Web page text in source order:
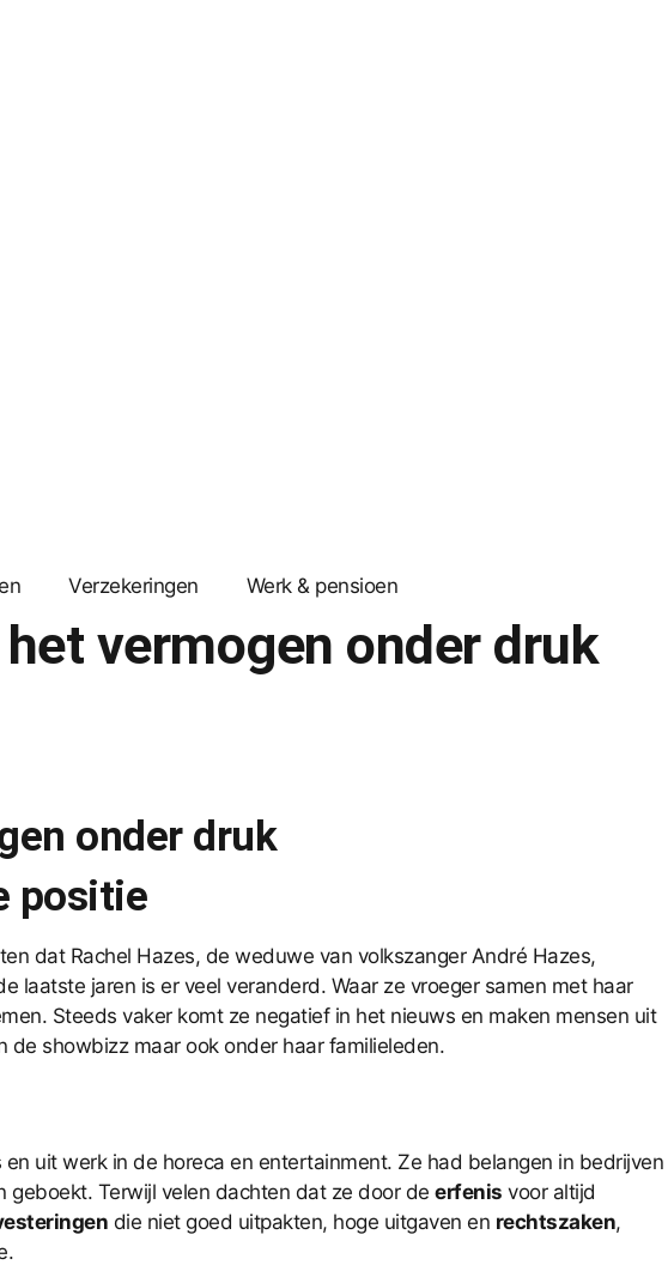
Verzekeringen Werk & pensioen
vermogen onder druk
onder druk
positie
dat Rachel Hazes, de weduwe van volkszanger André Hazes,
laatste jaren is er veel veranderd. Waar ze vroeger samen met haar
Steeds vaker komt ze negatief in het nieuws en maken mensen uit
de showbizz maar ook onder haar familieleden.
uit werk in de horeca en entertainment. Ze had belangen in bedrijven
Terwijl velen dachten dat ze door de erfenis voor altijd
die niet goed uitpakten, hoge uitgaven en rechtszaken,